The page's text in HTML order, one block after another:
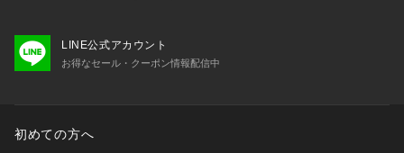
LINE公式アカウント
お得なセール・クーポン情報配信中
初めての方へ